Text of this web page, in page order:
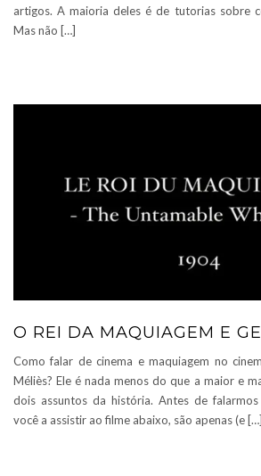
artigos. A maioria deles é de tutorias sobre
Mas não […]
O REI DA MAQUIAGEM E
Como falar de cinema e maquiagem no
Méliès? Ele é nada menos do que a maior e
dois assuntos da história. Antes de
você a assistir ao filme abaixo, são apenas (e […]